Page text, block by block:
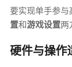
要实现单手参
置和游戏设置两
硬件与操作